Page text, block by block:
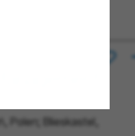
Polen; Blieskastel,